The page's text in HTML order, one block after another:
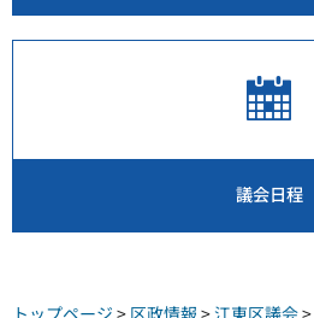
議会日程
トップページ > 区政情報 >江東区議会>